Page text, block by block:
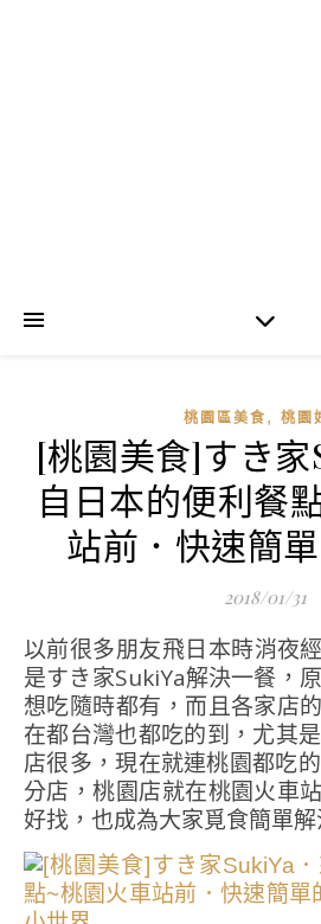
桃園區美食 , 桃園
[桃園美食]すき
自日本的便利餐
站前．快速簡
2018/01/31
以前很多朋友飛日本時消夜經常會到一蘭拉麵或
是すき家SukiYa解決一餐，
想吃隨時都有，而且各家店
在都台灣也都吃的到，尤其
店很多，現在就連桃園都吃
分店，桃園店就在桃園火車
好找，也成為大家覓食簡單